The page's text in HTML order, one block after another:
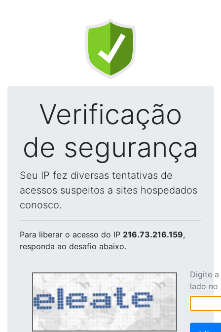
Verificação
de segurança
Seu IP fez diversas tentativas de
acessos suspeitos a sites hospedados
conosco.
Para liberar o acesso do IP 216.73.216.159,
responda ao desafio abaixo.
Digite
lado no